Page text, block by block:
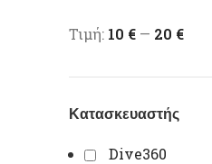
Ελάχιστη τιμή
Μέγιστη τιμή
Τιμή: 10 € — 20 €
Κατασκευαστής
Dive360